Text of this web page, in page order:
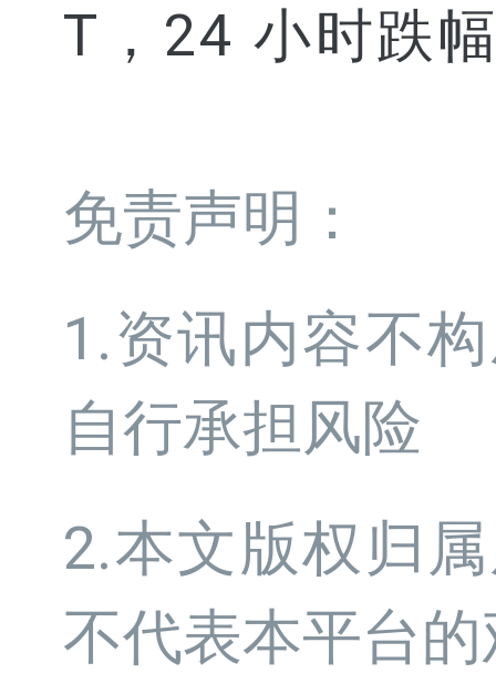
T，24 小时跌
免责声明：
1.资讯内容不
自行承担风险
2.本文版权归
不代表本平台